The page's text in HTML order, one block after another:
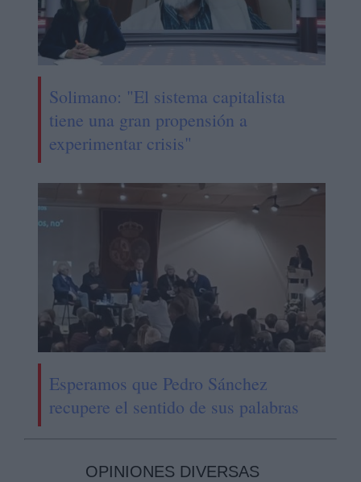
Solimano: "El sistema capitalista
tiene una gran propensión a
experimentar crisis"
Esperamos que Pedro Sánchez
recupere el sentido de sus palabras
OPINIONES DIVERSAS